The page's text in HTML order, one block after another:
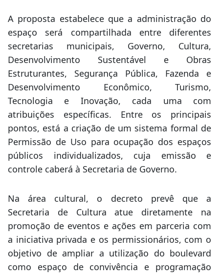
A proposta estabelece que a administração do
espaço será compartilhada entre diferentes
secretarias municipais, Governo, Cultura,
Desenvolvimento Sustentável e Obras
Estruturantes, Segurança Pública, Fazenda e
Desenvolvimento Econômico, Turismo,
Tecnologia e Inovação, cada uma com
atribuições específicas. Entre os principais
pontos, está a criação de um sistema formal de
Permissão de Uso para ocupação dos espaços
públicos individualizados, cuja emissão e
controle caberá à Secretaria de Governo.
Na área cultural, o decreto prevê que a
Secretaria de Cultura atue diretamente na
promoção de eventos e ações em parceria com
a iniciativa privada e os permissionários, com o
objetivo de ampliar a utilização do boulevard
como espaço de convivência e programação